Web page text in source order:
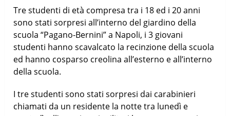
Tre studenti di età compresa tra i 18 ed i 20 anni
sono stati sorpresi all’interno del giardino della
scuola “Pagano-Bernini” a Napoli, i 3 giovani
studenti hanno scavalcato la recinzione della scuola
ed hanno cosparso creolina all’esterno e all’interno
della scuola.
I tre studenti sono stati sorpresi dai carabinieri
chiamati da un residente la notte tra lunedì e